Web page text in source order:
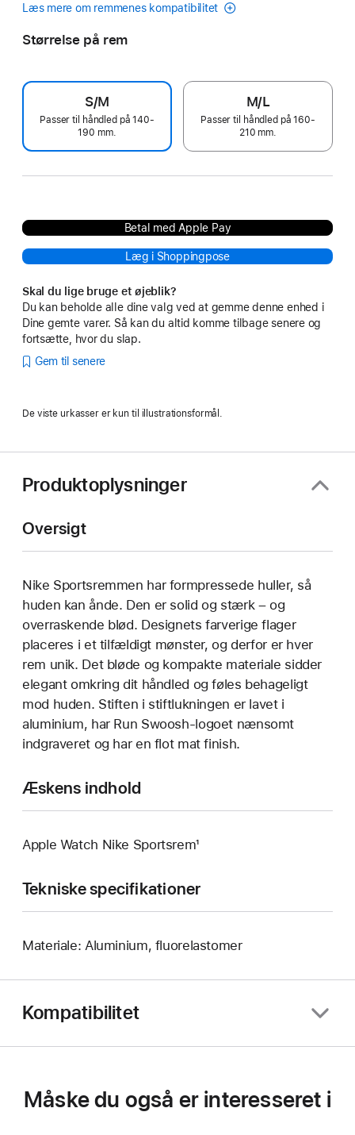
Læs mere om remmenes kompatibilitet
Størrelse på rem
S/M
Passer til håndled på 140-
190 mm.
M/L
Passer til håndled på 160-
210 mm.
Betal med Apple Pay
Læg i Shoppingpose
Skal du lige bruge et øjeblik?
Du kan beholde alle dine valg ved at gemme denne enhed i
Dine gemte varer. Så kan du altid komme tilbage senere og
fortsætte, hvor du slap.
Gem til senere
De viste urkasser er kun til illustrationsformål.
Produktoplysninger
Oversigt
Nike Sportsremmen har formpressede huller, så
huden kan ånde. Den er solid og stærk – og
overraskende blød. Designets farverige flager
placeres i et tilfældigt mønster, og derfor er hver
rem unik. Det bløde og kompakte materiale sidder
elegant omkring dit håndled og føles behageligt
mod huden. Stiften i stiftlukningen er lavet i
aluminium, har Run Swoosh-logoet nænsomt
indgraveret og har en flot mat finish.
Æskens indhold
Apple Watch Nike Sportsrem¹
Tekniske specifikationer
Materiale: Aluminium, fluorelastomer
Kompatibilitet
Måske du også er interesseret i